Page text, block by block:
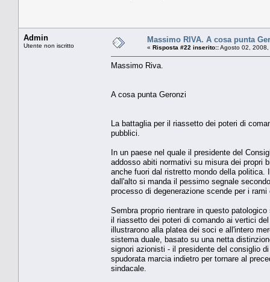
Admin
Utente non iscritto
Massimo RIVA. A cosa punta
« Risposta #22 inserito::Agosto 02,
Massimo Riva.
A cosa punta Geronzi
La battaglia per il riassetto dei poteri di
pubblici.
In un paese nel quale il presidente del
addosso abiti normativi su misura dei propri
anche fuori dal ristretto mondo della
dall'alto si manda il pessimo segnale
processo di degenerazione scende per i
Sembra proprio rientrare in questo
il riassetto dei poteri di comando ai vertici
illustrarono alla platea dei soci e all'intero
sistema duale, basato su una netta
signori azionisti - il presidente del consiglio
spudorata marcia indietro per tornare al
sindacale.